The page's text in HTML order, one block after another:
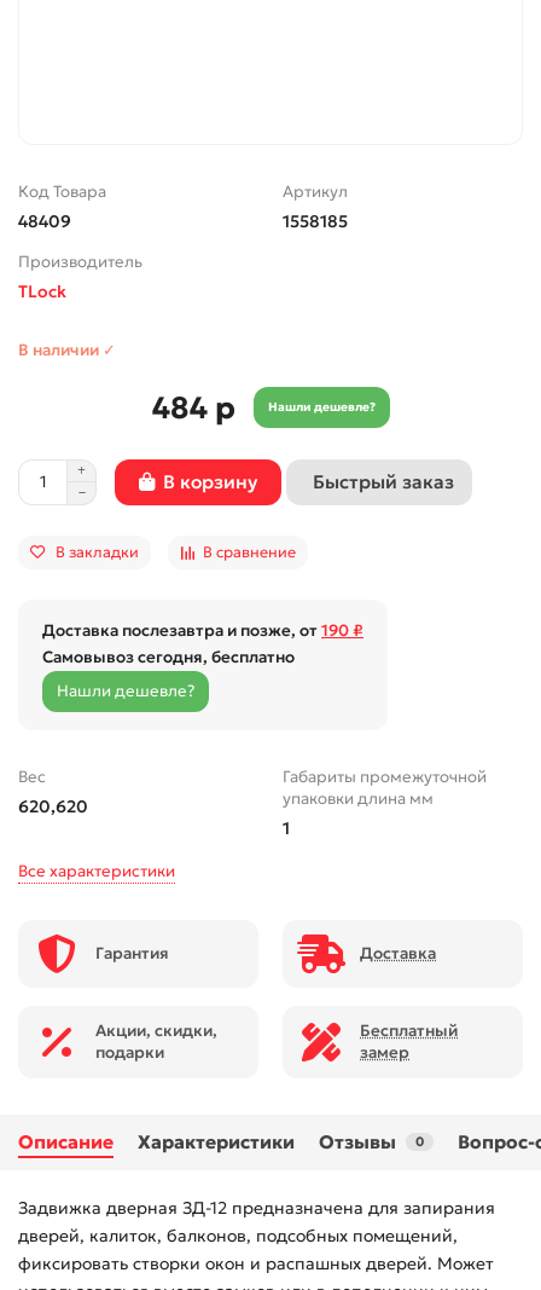
Код Товара
48409
Артикул
1558185
Производитель
TLock
В наличии ✓
484 р Нашли дешевле?
В корзину Быстрый заказ
В закладки В сравнение
Доставка послезавтра и позже, от190 ₽
Самовывоз сегодня, бесплатно
Нашли дешевле?
Вес
620,620
Габариты промежуточной
упаковки длина мм
1
Все характеристики
Гарантия Доставка
Акции, скидки,
подарки
Бесплатный
замер
Описание Характеристики Отзывы 0 Вопрос-
Задвижка дверная ЗД-12 предназначена для запирания
дверей, калиток, балконов, подсобных помещений,
фиксировать створки окон и распашных дверей. Может